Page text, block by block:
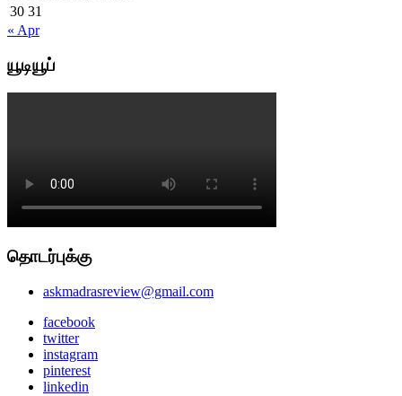
30 31
« Apr
யூடியூப்
தொடர்புக்கு
askmadrasreview@gmail.com
facebook
twitter
instagram
pinterest
linkedin